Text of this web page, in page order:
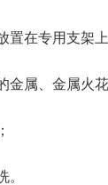
置在专用支架上
金属、金属火
。